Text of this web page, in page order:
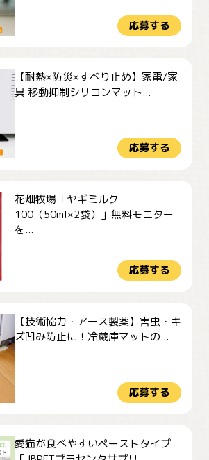
応募する
【耐熱×防災×すべり止め】家電/家
具 移動抑制シリコンマット...
応募する
花畑牧場「ヤギミルク
100（50ml×2袋）」無料モニター
を...
応募する
【技術協力・アース製薬】害虫・キ
ズ凹み防止に！冷蔵庫マットの...
応募する
愛猫が食べやすいペーストタイプ